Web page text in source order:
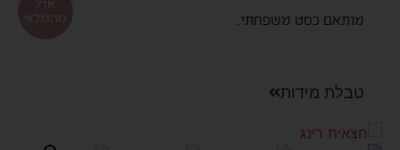
מותאם כסט משפחתי.
טבלת מידות